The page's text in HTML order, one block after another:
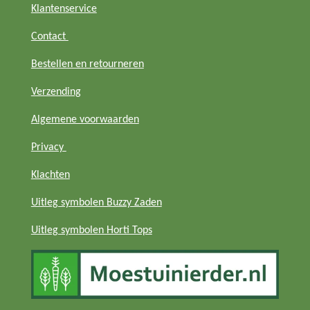
Klantenservice
Contact
Bestellen en retourneren
Verzending
Algemene voorwaarden
Privacy
Klachten
Uitleg symbolen Buzzy Zaden
Uitleg symbolen Horti Tops